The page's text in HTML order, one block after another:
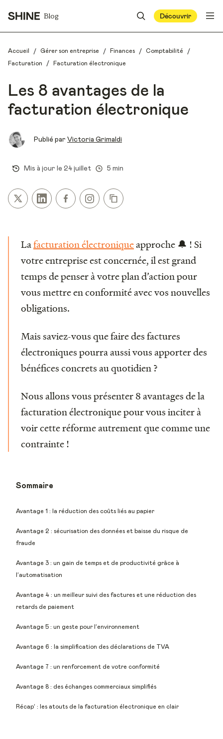
Blog Découvrir
Accueil / Gérer son entreprise / Finances / Comptabilité /
Facturation / Facturation électronique
Les 8 avantages de la
facturation électronique
Publié par Victoria Grimaldi
Mis à jour le 24 juillet 5 min
Lafacturation électroniqueapproche 🔔 ! Si
votre entreprise est concernée, il est grand
temps de penser à votre plan d’action pour
vous mettre en conformité avec vos nouvelles
obligations.
Mais saviez-vous que faire des factures
électroniques pourra aussi vous apporter des
bénéfices concrets au quotidien ?
Nous allons vous présenter 8 avantages de la
facturation électronique pour vous inciter à
voir cette réforme autrement que comme une
contrainte !
Sommaire
Avantage 1 : la réduction des coûts liés au papier
Avantage 2 : sécurisation des données et baisse du risque de
fraude
Avantage 3 : un gain de temps et de productivité grâce à
l’automatisation
Avantage 4 : un meilleur suivi des factures et une réduction des
retards de paiement
Avantage 5 : un geste pour l’environnement
Avantage 6 : la simplification des déclarations de TVA
Avantage 7 : un renforcement de votre conformité
Avantage 8 : des échanges commerciaux simplifiés
Récap’ : les atouts de la facturation électronique en clair